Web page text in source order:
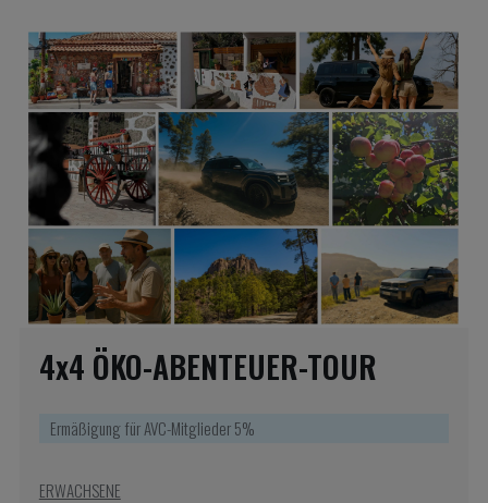
4x4 ÖKO-ABENTEUER-TOUR
Ermäßigung für AVC-Mitglieder 5%
ERWACHSENE